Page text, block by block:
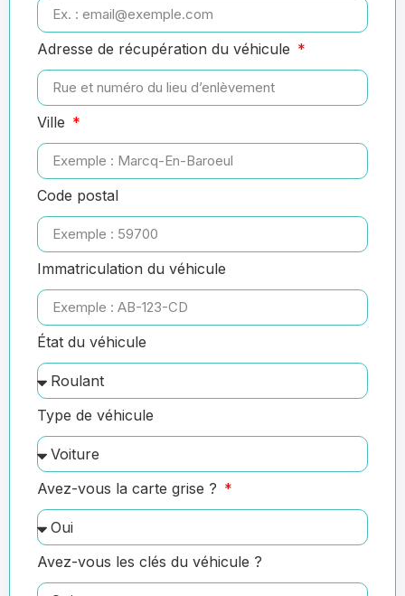
Adresse de récupération du véhicule
Ville
Code postal
Immatriculation du véhicule
État du véhicule
Type de véhicule
Avez-vous la carte grise ?
Avez-vous les clés du véhicule ?